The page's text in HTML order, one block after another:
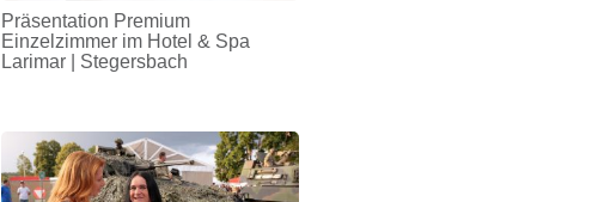
Präsentation Premium
Einzelzimmer im Hotel & Spa
Larimar | Stegersbach